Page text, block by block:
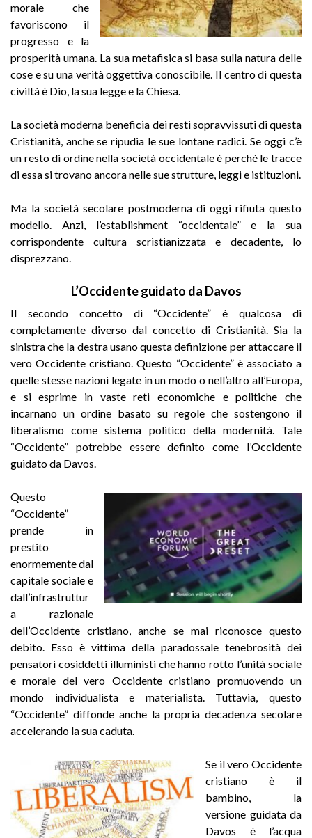
morale che
favoriscono il
progresso e la
prosperità umana. La sua metafisica si basa sulla natura delle
cose e su una verità oggettiva conoscibile. Il centro di questa
civiltà è Dio, la sua legge e la Chiesa.
La società moderna beneficia dei resti sopravvissuti di questa
Cristianità, anche se ripudia le sue lontane radici. Se oggi c’è
un resto di ordine nella società occidentale è perché le tracce
di essa si trovano ancora nelle sue strutture, leggi e istituzioni.
Ma la società secolare postmoderna di oggi rifiuta questo
modello. Anzi, l’establishment “occidentale” e la sua
corrispondente cultura scristianizzata e decadente, lo
disprezzano.
L’Occidente guidato da Davos
Il secondo concetto di “Occidente” è qualcosa di
completamente diverso dal concetto di Cristianità. Sia la
sinistra che la destra usano questa definizione per attaccare il
vero Occidente cristiano. Questo “Occidente” è associato a
quelle stesse nazioni legate in un modo o nell’altro all’Europa,
e si esprime in vaste reti economiche e politiche che
incarnano un ordine basato su regole che sostengono il
liberalismo come sistema politico della modernità. Tale
“Occidente” potrebbe essere definito come l’Occidente
guidato da Davos.
Questo
“Occidente”
prende in
prestito
enormemente dal
capitale sociale e
dall’infrastruttur
a razionale
dell’Occidente cristiano, anche se mai riconosce questo
debito. Esso è vittima della paradossale tenebrosità dei
pensatori cosiddetti illuministi che hanno rotto l’unità sociale
e morale del vero Occidente cristiano promuovendo un
mondo individualista e materialista. Tuttavia, questo
“Occidente” diffonde anche la propria decadenza secolare
accelerando la sua caduta.
Se il vero Occidente
cristiano è il
bambino, la
versione guidata da
Davos è l’acqua